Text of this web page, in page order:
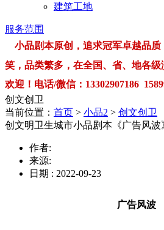
建筑工地
服务范围
小品剧本原创，追求冠军卓越品
笑，品类繁多，在全国、省、地各
欢迎！电话/微信：13302907186
创文创卫
当前位置： 首页 > 小品2 > 创文创卫
创文明卫生城市小品剧本《广告风波
作者:
来源:
日期 : 2022-09-23
广告风波